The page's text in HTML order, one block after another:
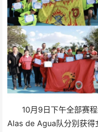
10月9日下午全部赛程
Alas de Agua队分别获得